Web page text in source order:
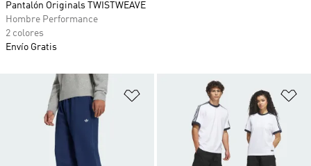
Añadir a la lista de deseos
Pantalón Originals TWISTWEAVE
Hombre Performance
2 colores
Envío Gratis